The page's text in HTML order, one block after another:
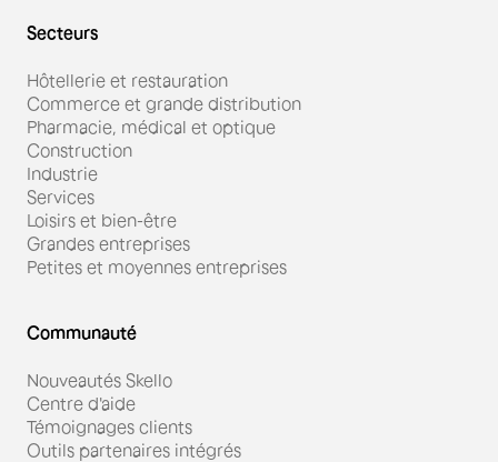
Secteurs
Hôtellerie et restauration
Commerce et grande distribution
Pharmacie, médical et optique
Construction
Industrie
Services
Loisirs et bien-être
Grandes entreprises
Petites et moyennes entreprises
Communauté
Nouveautés Skello
Centre d'aide
Témoignages clients
Outils partenaires intégrés